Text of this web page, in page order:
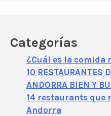
Categorías
¿Cuál es la comida
10 RESTAURANTES
ANDORRA BIEN Y
14 restaurants que
Andorra